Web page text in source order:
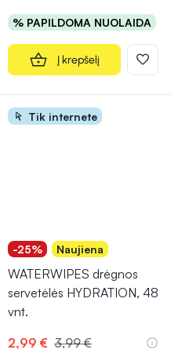
% PAPILDOMA NUOLAIDA
Į krepšelį
Tik internete
-25% Naujiena
WATERWIPES drėgnos
servetėlės HYDRATION, 48
vnt.
2,99 € 3,99 €